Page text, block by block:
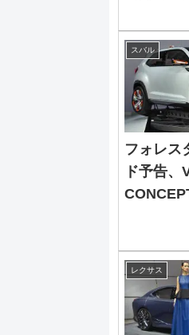
スバル
フォレス
ド予告
レクサス